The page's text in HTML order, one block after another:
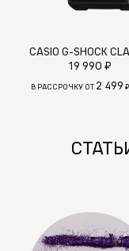
CASIO G-SHOCK
19 990 ₽
В РАССРОЧКУ ОТ 2 499